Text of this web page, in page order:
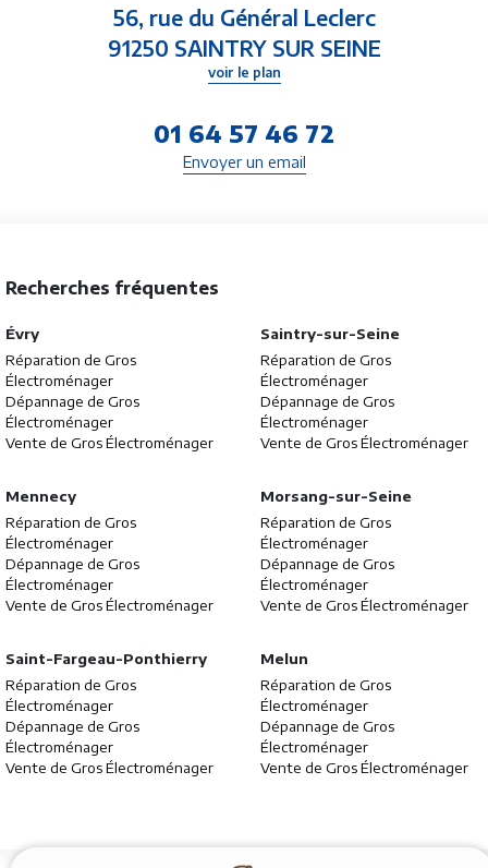
56, rue du Général Leclerc
91250 SAINTRY SUR SEINE
voir le plan
01 64 57 46 72
Envoyer un email
Recherches fréquentes
Évry
Réparation de Gros
Électroménager
Dépannage de Gros
Électroménager
Vente de Gros Électroménager
Saintry-sur-Seine
Réparation de Gros
Électroménager
Dépannage de Gros
Électroménager
Vente de Gros Électroménager
Mennecy
Réparation de Gros
Électroménager
Dépannage de Gros
Électroménager
Vente de Gros Électroménager
Morsang-sur-Seine
Réparation de Gros
Électroménager
Dépannage de Gros
Électroménager
Vente de Gros Électroménager
Saint-Fargeau-Ponthierry
Réparation de Gros
Électroménager
Dépannage de Gros
Électroménager
Vente de Gros Électroménager
Melun
Réparation de Gros
Électroménager
Dépannage de Gros
Électroménager
Vente de Gros Électroménager